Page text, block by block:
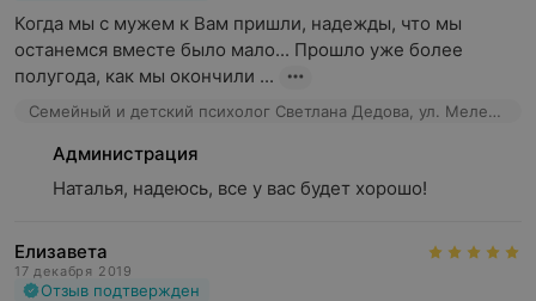
Когда мы с мужем к Вам пришли, надежды, что мы
останемся вместе было мало... Прошло уже более
полугода, как мы окончили ...
Семейный и детский психолог Светлана Дедова, ул. Мележа, 5/1
Администрация
Наталья, надеюсь, все у вас будет хорошо!
Елизавета
17 декабря 2019
Отзыв подтвержден